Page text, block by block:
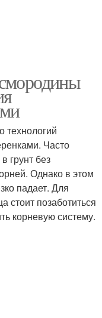
технологий
Часто
грунт без
Однако в этом
падает. Для
стоит позаботиться
корневую систему.